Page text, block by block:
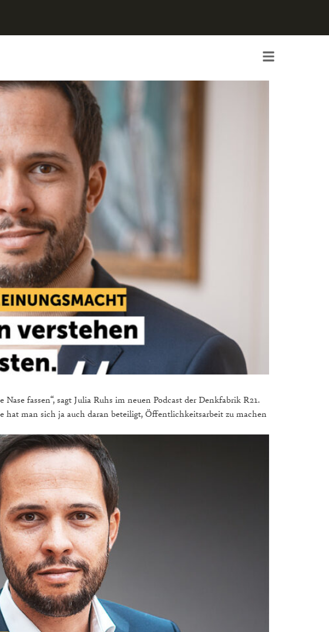
fassen“, sagt Julia Ruhs im neuen Podcast der Denkfabrik R21.
hat man sich ja auch daran beteiligt, Öffentlichkeitsarbeit zu machen